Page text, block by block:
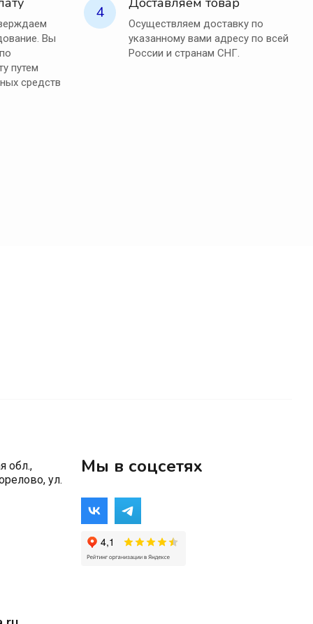
Вы
путем
средств
4
Осуществляем доставку по
указанному вами адресу по всей
России и странам СНГ.
обл.,
ул.
Мы в соцсетях